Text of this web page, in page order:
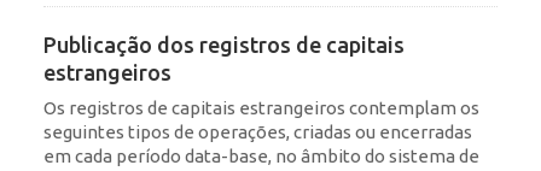
Publicação dos registros de capitais
estrangeiros
Os registros de capitais estrangeiros contemplam os
seguintes tipos de operações, criadas ou encerradas
em cada período data-base, no âmbito do sistema de